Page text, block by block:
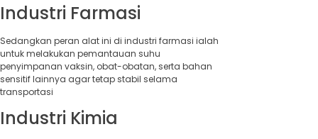
Industri Farmasi
Sedangkan peran alat ini di industri farmasi ialah
untuk melakukan pemantauan suhu
penyimpanan vaksin, obat-obatan, serta bahan
sensitif lainnya agar tetap stabil selama
transportasi
Industri Kimia